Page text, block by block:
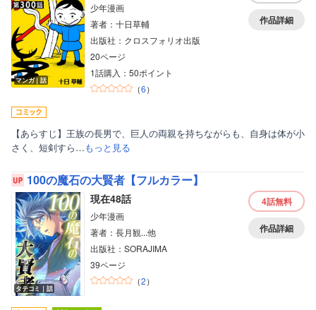
マンガ｜話
少年漫画
著者：十日草輔
出版社：クロスフォリオ出版
20ページ
1話購入：50ポイント
（6）
作品詳細
【あらすじ】王族の長男で、巨人の両親を持ちながらも、自身は体が小
さく、短剣すら…もっと見る
100の魔石の大賢者【フルカラー】
タテコミ｜話
現在48話
少年漫画
著者：長月観...他
出版社：SORAJIMA
39ページ
（2）
4話無料
作品詳細